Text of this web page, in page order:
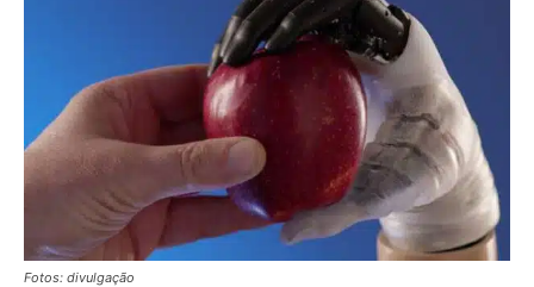
Fotos: divulgação